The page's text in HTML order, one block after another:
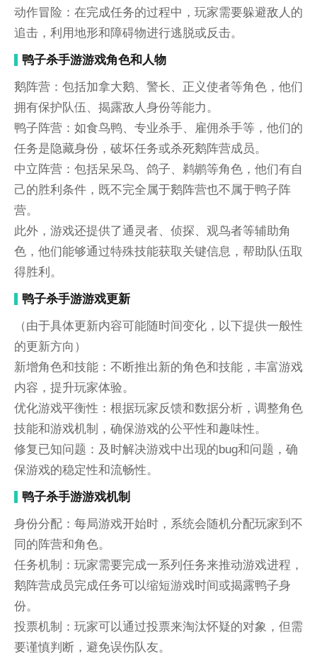
动作冒险：在完成任务的过程中，玩家需要躲避敌人的
追击，利用地形和障碍物进行逃脱或反击。
鸭子杀手游游戏角色和人物
鹅阵营：包括加拿大鹅、警长、正义使者等角色，他们
拥有保护队伍、揭露敌人身份等能力。
鸭子阵营：如食鸟鸭、专业杀手、雇佣杀手等，他们的
任务是隐藏身份，破坏任务或杀死鹅阵营成员。
中立阵营：包括呆呆鸟、鸽子、鹈鹕等角色，他们有自
己的胜利条件，既不完全属于鹅阵营也不属于鸭子阵
营。
此外，游戏还提供了通灵者、侦探、观鸟者等辅助角
色，他们能够通过特殊技能获取关键信息，帮助队伍取
得胜利。
鸭子杀手游游戏更新
（由于具体更新内容可能随时间变化，以下提供一般性
的更新方向）
新增角色和技能：不断推出新的角色和技能，丰富游戏
内容，提升玩家体验。
优化游戏平衡性：根据玩家反馈和数据分析，调整角色
技能和游戏机制，确保游戏的公平性和趣味性。
修复已知问题：及时解决游戏中出现的bug和问题，确
保游戏的稳定性和流畅性。
鸭子杀手游游戏机制
身份分配：每局游戏开始时，系统会随机分配玩家到不
同的阵营和角色。
任务机制：玩家需要完成一系列任务来推动游戏进程，
鹅阵营成员完成任务可以缩短游戏时间或揭露鸭子身
份。
投票机制：玩家可以通过投票来淘汰怀疑的对象，但需
要谨慎判断，避免误伤队友。